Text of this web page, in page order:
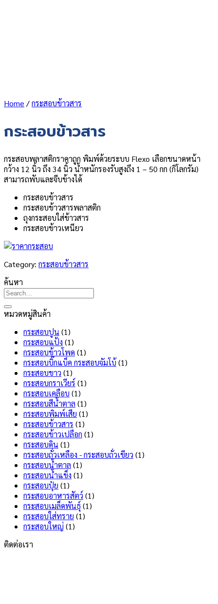
Home /กระสอบข้าวสาร
กระสอบข้าวสาร
กระสอบพลาสติกราคาถูก พิมพ์ด้วยระบบ Flexo เลือกขนาดหน้า
กว้าง 12 นิ้ว ถึง 34 นิ้ว น้ำหนักรองรับสูงถึง 1 – 50 กก (กิโลกรัม)
สามารถพับและจีบข้างได้
กระสอบข้าวสาร
กระสอบข้าวสารพลาสติก
ถุงกระสอบใส่ข้าวสาร
กระสอบข้าวเหนียว
Category: กระสอบข้าวสาร
ค้นหา
หมวดหมู่สินค้า
กระสอบปูน (1)
กระสอบแป้ง (1)
กระสอบข้าวโพด (1)
กระสอบบิ๊กแบ็ค กระสอบจัมโบ้ (1)
กระสอบขาว (1)
กระสอบกราเวียร์ (1)
กระสอบเคลือบ (1)
กระสอบสีน้ำตาล (1)
กระสอบพิมพ์เสีย (1)
กระสอบข้าวสาร (1)
กระสอบข้าวเปลือก (1)
กระสอบดิน (1)
กระสอบถั่วเหลือง - กระสอบถั่วเขียว (1)
กระสอบน้ำตาล (1)
กระสอบน้ำแข็ง (1)
กระสอบปุ๋ย (1)
กระสอบอาหารสัตว์ (1)
กระสอบเมล็ดพันธุ์(1)
กระสอบใส่ทราย (1)
กระสอบใหญ่ (1)
ติดต่อเรา